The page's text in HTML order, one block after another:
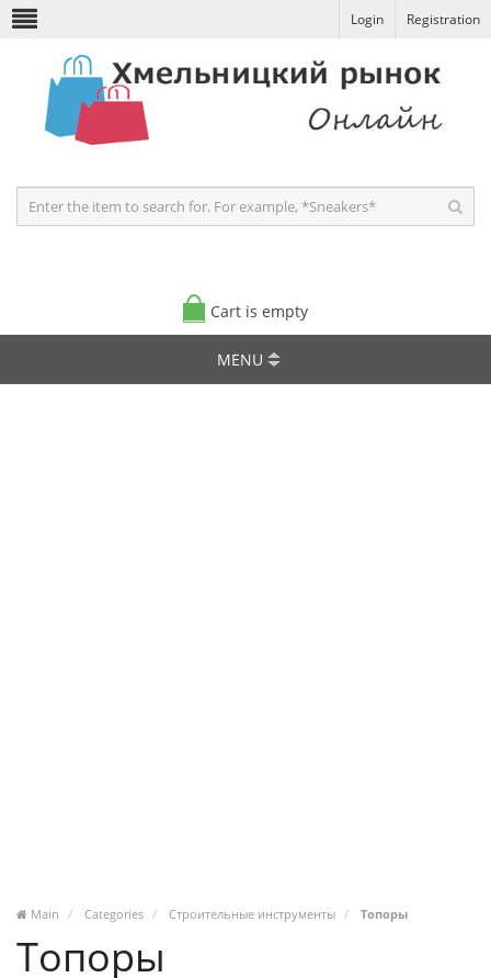
Login Registration
Cart is empty
MENU
Main Categories Строительные инструменты Топоры
Топоры